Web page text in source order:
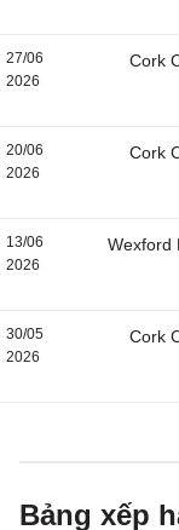
27/06
2026
Cork
20/06
2026
Cork
13/06
2026
Wexford
30/05
2026
Cork
Bảng xếp